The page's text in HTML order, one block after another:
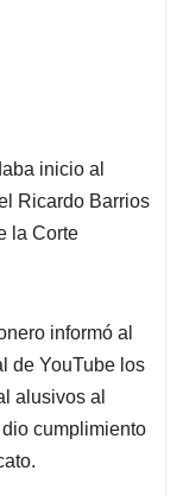
inicio al
Ricardo Barrios
la Corte
informó al
de YouTube los
alusivos al
cumplimiento